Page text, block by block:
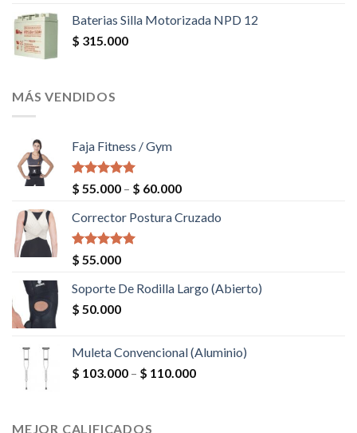
Baterias Silla Motorizada NPD 12
$ 315.000
MÁS VENDIDOS
Faja Fitness / Gym
Valorado en
5.00
$ 55.000 – $ 60.000
Corrector Postura Cruzado
Valorado en
5.00
$ 55.000
Soporte De Rodilla Largo (Abierto)
$ 50.000
Muleta Convencional (Aluminio)
$ 103.000 – $ 110.000
MEJOR CALIFICADOS